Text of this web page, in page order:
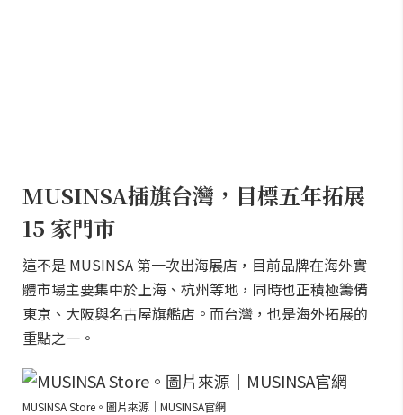
MUSINSA插旗台灣，目標五年拓展
15 家門市
這不是 MUSINSA 第一次出海展店，目前品牌在海外實
體市場主要集中於上海、杭州等地，同時也正積極籌備
東京、大阪與名古屋旗艦店。而台灣，也是海外拓展的
重點之一。
MUSINSA Store。圖片來源｜MUSINSA官網